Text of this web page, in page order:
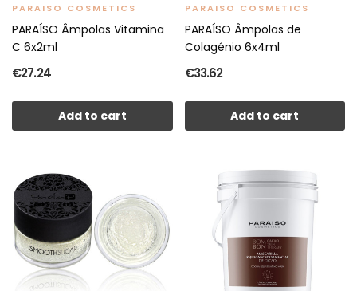
PARAISO COSMETICS
PARAÍSO Âmpolas Vitamina
C 6x2ml
€27.24
Add to cart
PARAISO COSMETICS
PARAÍSO Âmpolas de
Colagénio 6x4ml
€33.62
Add to cart